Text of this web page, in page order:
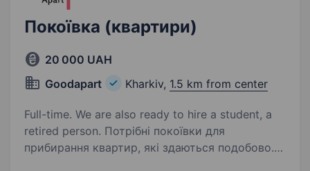
Покоївка (квартири)
20 000 UAH
Goodapart
Kharkiv, 1.5 km from center
Full-time. We are also ready to hire a student, a
retired person. Потрібні покоївки для
прибирання квартир, які здаються подобово.